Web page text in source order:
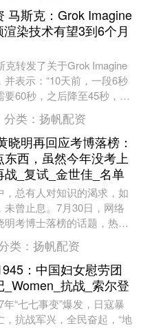
马斯克：Grok Imagine
染技术有望3到6个月
克转发了关于Grok Imagine
并表示：“10天前，一段6秒
要60秒，之后降至45秒，再
缩....
分类： 扬帆配资
晓明再回应考博落榜：
西，虽然今年没考上
战_复试_金世佳_名单
，总有人对知识的渴求，如
未曾止息。7月30日，网络
明考博士落榜的话题，热议
逐，仿佛那是一场盛大的表
....
类： 扬帆配资
：中国妇女慰劳团
抗战_索尔登
“七七事变”爆发，日寇暴
，抗战军兴，全民奋起，“地